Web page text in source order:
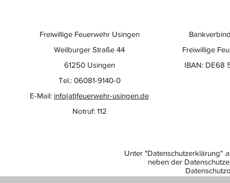
Freiwillige
IBAN: DE68
Freiwillige Feuerwehr Usingen
Weilburger Straße 44
61250 Usingen
Tel.: 06081-9140-0
E-Mail: info(at)feuerwehr-usingen.de
Notruf: 112
Unter "Datenschutzerklärung"
neben der